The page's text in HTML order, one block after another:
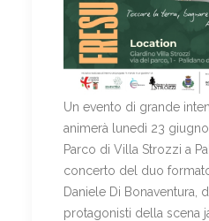
Un evento di grande
animerà lunedì 23
Parco di Villa Strozzi a
concerto del duo
Daniele Di Bonaventura,
protagonisti della scena